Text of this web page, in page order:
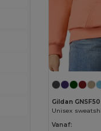
Gildan GNSF50
Unisex
Vanaf: